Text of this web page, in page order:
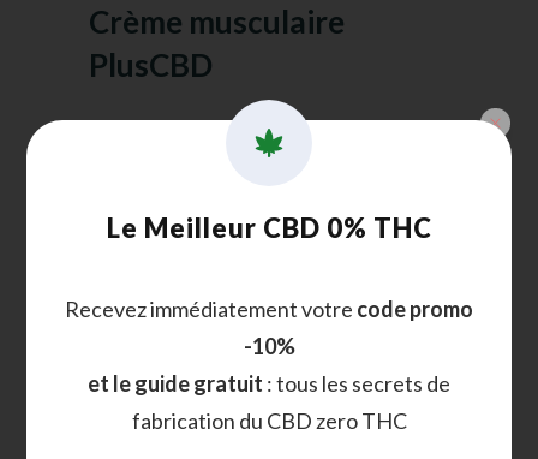
Crème musculaire
PlusCBD
Le Meilleur CBD 0% THC
Recevez immédiatement votre code promo
-10%
et le guide gratuit : tous les secrets de
fabrication du CBD zero THC